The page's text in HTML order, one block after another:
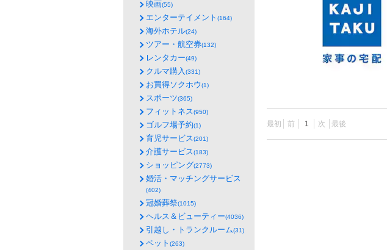
最初 前 1 次 最後
映画(55)
エンターテイメント (164)
海外ホテル(24)
ツアー・航空券(132)
レンタカー(49)
クルマ購入(331)
お買得ソクホウ(1)
スポーツ(365)
フィットネス(950)
ゴルフ場予約(1)
育児サービス(201)
介護サービス(183)
ショッピング(2773)
婚活・マッチングサービス
(402)
冠婚葬祭(1015)
ヘルス＆ビューティー(4036)
引越し・トランクルーム(31)
ペット (263)